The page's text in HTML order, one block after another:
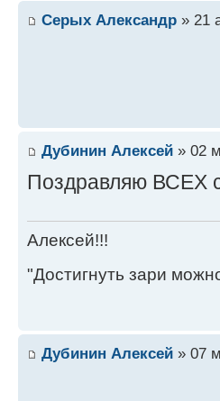
Серых Александр » 21
Дубинин Алексей » 02
Поздравляю ВСЕХ
Алексей!!!
"Достигнуть зари
Дубинин Алексей » 07